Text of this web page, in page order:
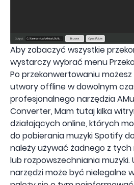
Aby zobaczyć wszystkie
wystarczy wybrać menu
Po przekonwertowaniu
utwory offline w dowolnym
profesjonalnego narzędzia
Converter, Mam tutaj kilka
działających online, których
do pobierania muzyki Spotify
należy używać żadnego z
lub rozpowszechniania
narzędzi może być nielegalne